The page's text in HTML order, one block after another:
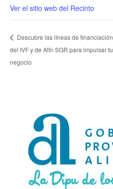
Ver el sitio web del Recinto
Descubre las líneas de financiación
del IVF y de Afín SGR para impulsar tu
negocio